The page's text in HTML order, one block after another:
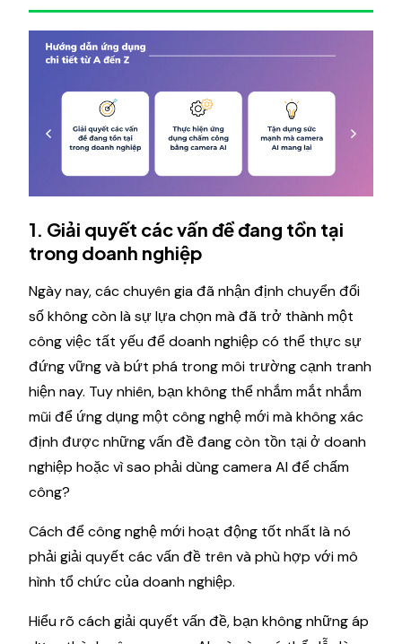
1. Giải quyết các vấn đề đang tồn tại
trong doanh nghiệp
Ngày nay, các chuyên gia đã nhận định chuyển đổi
số không còn là sự lựa chọn mà đã trở thành một
công việc tất yếu để doanh nghiệp có thể thực sự
đứng vững và bứt phá trong môi trường cạnh tranh
hiện nay. Tuy nhiên, bạn không thể nhắm mắt nhắm
mũi để ứng dụng một công nghệ mới mà không xác
định được những vấn đề đang còn tồn tại ở doanh
nghiệp hoặc vì sao phải dùng camera AI để chấm
công?
Cách để công nghệ mới hoạt động tốt nhất là nó
phải giải quyết các vấn đề trên và phù hợp với mô
hình tổ chức của doanh nghiệp.
Hiểu rõ cách giải quyết vấn đề, bạn không những áp